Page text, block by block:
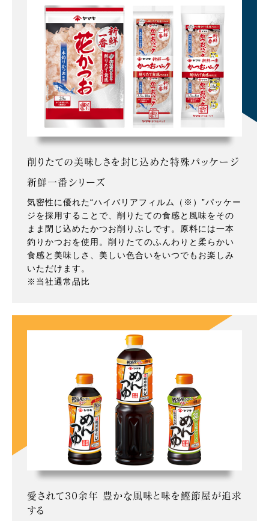
削りたての美味しさを封じ込めた特殊パッケージ
新鮮一番シリーズ
気密性に優れた“ハイバリアフィルム（※）”パッケー
ジを採用することで、削りたての食感と風味をその
まま閉じ込めたかつお削りぶしです。原料には一本
釣りかつおを使用。削りたてのふんわりと柔らかい
食感と美味しさ、美しい色合いをいつでもお楽しみ
いただけます。
※当社通常品比
愛されて30余年 豊かな風味と味を鰹節屋が追求
する